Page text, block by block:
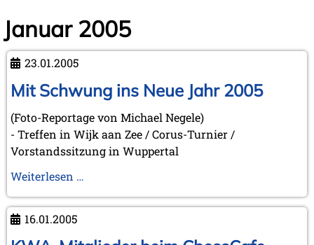
Juni 2025 (1 Eintrag)
März 2025 (1 Eintrag)
Februar 2025 (1 Eintrag)
Januar 2025 (1 Eintrag)
2024
Oktober 2024 (1 Eintrag)
August 2024 (2 Einträge)
Februar 2024 (2 Einträge)
September 2023 (1 Eintrag)
August 2023 (1 Eintrag)
Januar 2005
23.01.2005
Mit Schwung ins Neue Jahr 2005
(Foto-Reportage von Michael Negele)
- Treffen in Wijk aan Zee / Corus-Turnier /
Vorstandssitzung in Wuppertal
Weiterlesen …
ins
16.01.2005